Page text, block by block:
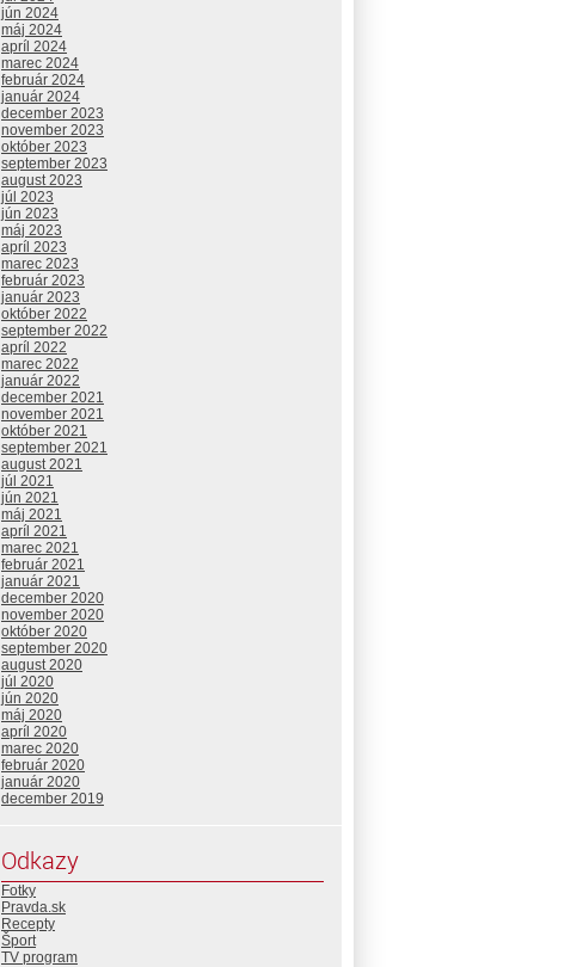
jún 2024
máj 2024
apríl 2024
marec 2024
február 2024
január 2024
december 2023
november 2023
október 2023
september 2023
august 2023
júl 2023
jún 2023
máj 2023
apríl 2023
marec 2023
február 2023
január 2023
október 2022
september 2022
apríl 2022
marec 2022
január 2022
december 2021
november 2021
október 2021
september 2021
august 2021
júl 2021
jún 2021
máj 2021
apríl 2021
marec 2021
február 2021
január 2021
december 2020
november 2020
október 2020
september 2020
august 2020
júl 2020
jún 2020
máj 2020
apríl 2020
marec 2020
február 2020
január 2020
december 2019
Odkazy
Fotky
Pravda.sk
Recepty
Šport
TV program